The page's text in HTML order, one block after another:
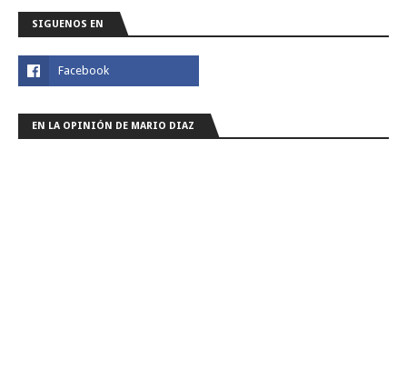
SIGUENOS EN
EN LA OPINIÓN DE MARIO DIAZ